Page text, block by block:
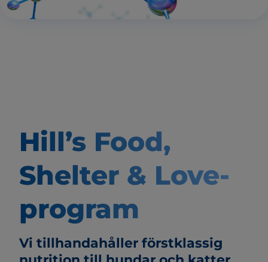
Hill’s Food,
Shelter & Love-
program
Vi tillhandahåller förstklassig